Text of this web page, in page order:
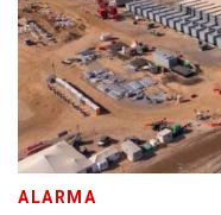
ALARMA